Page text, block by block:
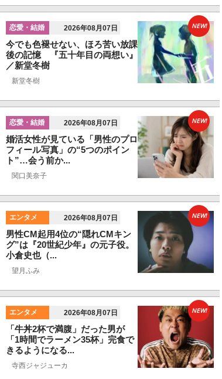
恋愛・結婚 2026年08月07日
今でも色褪せない、ほろ苦い放課
後の記憶 『五十年目の両想い』
／新堂冬樹
新堂冬樹
NEW!
恋愛・結婚 2026年08月07日
婚活女性が見ている「男性のプロ
フィール写真」の“5つのポイン
ト”…会う前か...
関口美奈子
NEW!
エンタメ 2026年08月07日
男性CM起用4位の“隠れCMキン
グ”は『20世紀少年』の元子役。
小倉史也（...
望月ふみ
NEW!
エンタメ 2026年08月07日
「牛丼2杯で満腹」だった男が
「1時間でラーメン35杯」完食で
きるようになる...
寺西ジャジューカ
NEW!